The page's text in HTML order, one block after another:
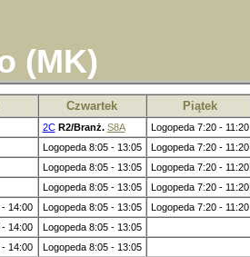
(MK)
Czwartek Piątek
2C R2/Branż. S8A
Logopeda 7:20 - 11:20
Logopeda 8:05 - 13:05
Logopeda 7:20 - 11:20
Logopeda 8:05 - 13:05
Logopeda 7:20 - 11:20
Logopeda 8:05 - 13:05
Logopeda 7:20 - 11:20
14:00 Logopeda 8:05 - 13:05
Logopeda 7:20 - 11:20
14:00
Logopeda 8:05 - 13:05
14:00
Logopeda 8:05 - 13:05